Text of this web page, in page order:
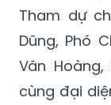
Tham dự
Dũng, Phó
Văn
cùng đại